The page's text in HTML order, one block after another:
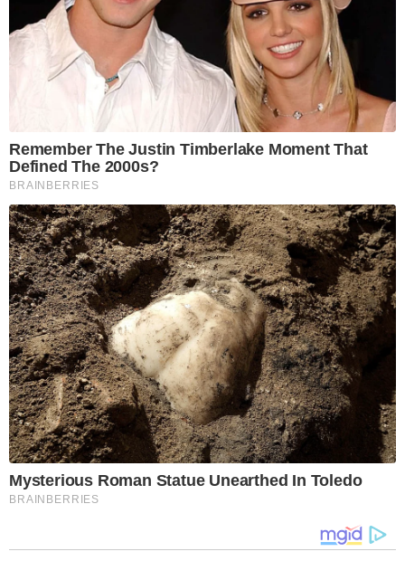
Remember The Justin Timberlake Moment That
Defined The 2000s?
BRAINBERRIES
Mysterious Roman Statue Unearthed In Toledo
BRAINBERRIES